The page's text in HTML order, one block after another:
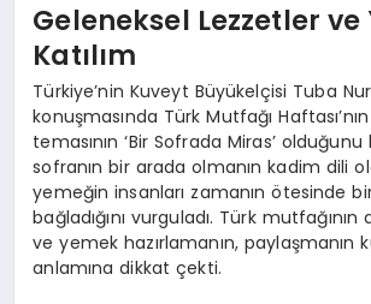
Geleneksel Lezzetler ve
Katılım
Türkiye’nin Kuveyt Büyükelçisi Tuba
konuşmasında Türk Mutfağı
temasının ‘Bir Sofrada Miras’
sofranın bir arada olmanın kadim dili
yemeğin insanları zamanın ötesinde
bağladığını vurguladı. Türk mutfağının
ve yemek hazırlamanın, paylaşmanın
anlamına dikkat çekti.